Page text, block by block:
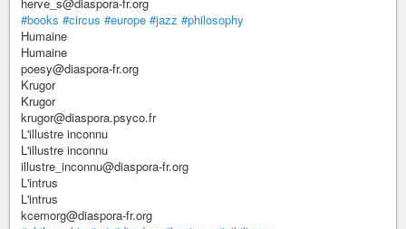
#books #circus #europe #jazz #philosophy
Humaine
Humaine
poesy@diaspora-fr.org
Krugor
Krugor
krugor@diaspora.psyco.fr
L'illustre inconnu
L'illustre inconnu
illustre_inconnu@diaspora-fr.org
L'intrus
L'intrus
kcemorg@diaspora-fr.org